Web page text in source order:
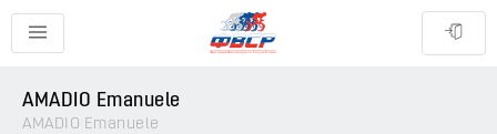
AMADIO Emanuele
AMADIO Emanuele